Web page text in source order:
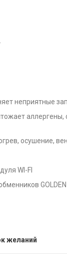
неприятные
аллергены,
осушение,
WI-FI
GOLDEN
желаний